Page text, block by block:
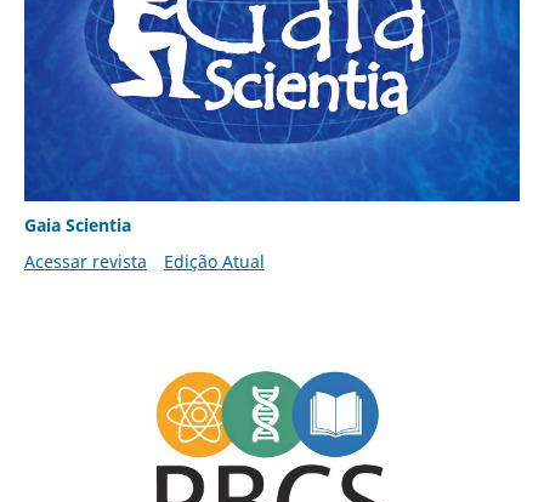
Gaia Scientia
Acessar revista
Edição Atual